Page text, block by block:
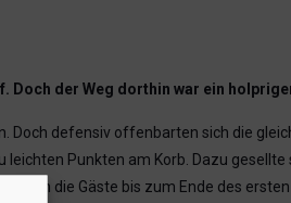
Doch der Weg dorthin war ein
Doch defensiv offenbarten sich die
Punkten am Korb. Dazu gesellte
sich die Gäste bis zum Ende des